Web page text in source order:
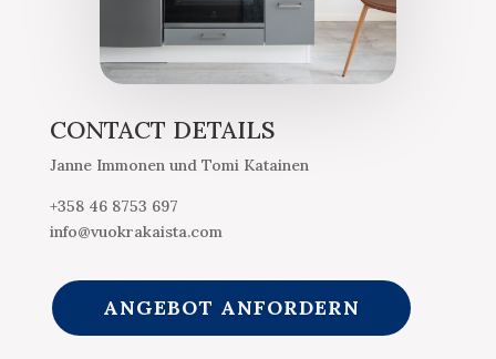
CONTACT DETAILS
Janne Immonen und Tomi Katainen
+358 46 8753 697
info@vuokrakaista.com
ANGEBOT ANFORDERN